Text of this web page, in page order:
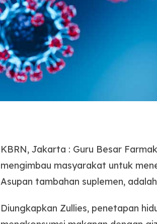
KBRN, Jakarta : Guru Besar
mengimbau masyarakat untuk
Asupan tambahan suplemen,
Diungkapkan Zullies, penetapan